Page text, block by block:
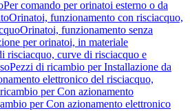
Per comando per orinatoi esterno o da
Orinatoi, funzionamento con risciacquo,
Orinatoi, funzionamento senza
per orinatoi, in materiale
risciacquo, curve di risciacquo e
Pezzi di ricambio per Installazione da
elettronico del risciacquo,
per Con azionamento
per Con azionamento elettronico